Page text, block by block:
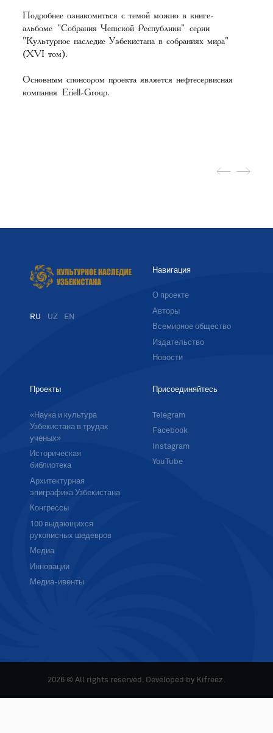
Подробнее ознакомиться с темой можно в книге-
альбоме "Собрания Чешской Республики" серии
"Культурное наследие Узбекистана в собраниях мира"
(XVI том).
Основным спонсором проекта является нефтесервисная
компанияEriell-Group.
RU UZ EN
Навигация
О проекте
Авторы
Всемирное общество
Издательство
Новости
Проекты
«Наука и культура
Узбекистана в трудах
ученых»
Историческая
библиотека
Архитектурная
эпиграфика Узбекистана
Конгрессы
100 выдающихся
рукописных шедевров
Медиа
Инновации
Медиа-ивенты
Присоединяйтесь
Telegram
Facebook
Instagram
YouTube
2026 © All rights reserved. Developed by Kifreez.